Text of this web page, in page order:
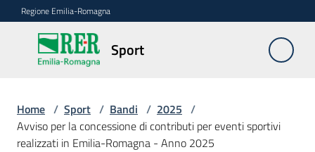
Vai al contenuto
Vai alla navigazione
Vai al footer
Regione Emilia-Romagna
Sport
Sport
Norme
di
Home / Sport / Bandi / 2025 /
Avviso per la concessione di contributi per eventi sportivi
realizzati in Emilia-Romagna - Anno 2025